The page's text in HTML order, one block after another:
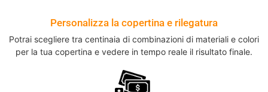
Personalizza la copertina e rilegatura
Potrai scegliere tra centinaia di combinazioni di materiali e colori
per la tua copertina e vedere in tempo reale il risultato finale.